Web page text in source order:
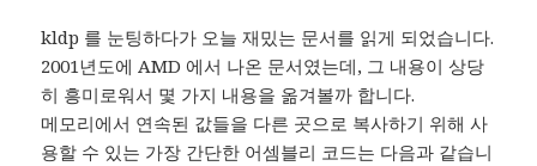
kldp 를 눈팅하다가 오늘 재밌는 문서를 읽게 되었습니다.
2001년도에 AMD 에서 나온 문서였는데, 그 내용이 상당
히 흥미로워서 몇 가지 내용을 옮겨볼까 합니다.
메모리에서 연속된 값들을 다른 곳으로 복사하기 위해 사
용할 수 있는 가장 간단한 어셈블리 코드는 다음과 같습니